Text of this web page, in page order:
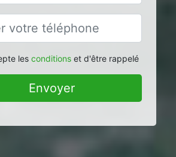
les conditionset d'être rappelé
Envoyer